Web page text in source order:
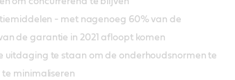
- met nagenoeg 60% van de
de garantie in 2021 afloopt komen
uitdaging te staan om de onderhoudsnormen te
minimaliseren